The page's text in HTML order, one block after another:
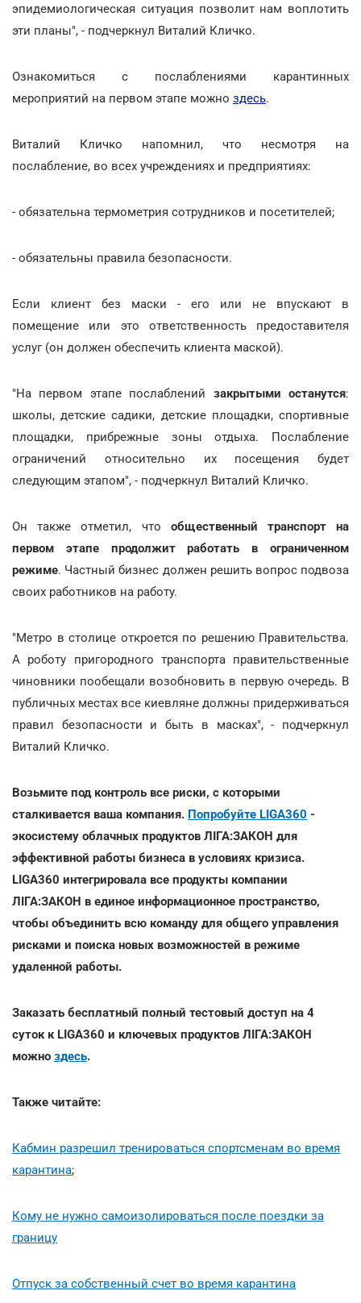
эпидемиологическая ситуация позволит нам воплотить
эти планы", - подчеркнул Виталий Кличко.
Ознакомиться с послаблениями карантинных
мероприятий на первом этапе можно здесь.
Виталий Кличко напомнил, что несмотря на
послабление, во всех учреждениях и предприятиях:
- обязательна термометрия сотрудников и посетителей;
- обязательны правила безопасности.
Если клиент без маски - его или не впускают в
помещение или это ответственность предоставителя
услуг (он должен обеспечить клиента маской).
"На первом этапе послаблений закрытыми останутся:
школы, детские садики, детские площадки, спортивные
площадки, прибрежные зоны отдыха. Послабление
ограничений относительно их посещения будет
следующим этапом", - подчеркнул Виталий Кличко.
Он также отметил, что общественный транспорт на
первом этапе продолжит работать в ограниченном
режиме. Частный бизнес должен решить вопрос подвоза
своих работников на работу.
"Метро в столице откроется по решению Правительства.
А роботу пригородного транспорта правительственные
чиновники пообещали возобновить в первую очередь. В
публичных местах все киевляне должны придерживаться
правил безопасности и быть в масках", - подчеркнул
Виталий Кличко.
Возьмите под контроль все риски, с которыми
сталкивается ваша компания. Попробуйте LIGA360 -
экосистему облачных продуктов ЛІГА:ЗАКОН для
эффективной работы бизнеса в условиях кризиса.
LIGA360 интегрировала все продукты компании
ЛІГА:ЗАКОН в единое информационное пространство,
чтобы объединить всю команду для общего управления
рисками и поиска новых возможностей в режиме
удаленной работы.
Заказать бесплатный полный тестовый доступ на 4
суток к LIGA360 и ключевых продуктов ЛІГА:ЗАКОН
можно здесь.
Также читайте:
Кабмин разрешил тренироваться спортсменам во время
карантина;
Кому не нужно самоизолироваться после поездки за
границу
Отпуск за собственный счет во время карантина